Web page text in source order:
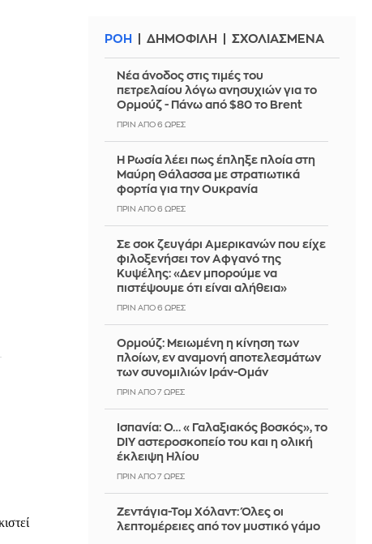
ΡΟΗ ΔΗΜΟΦΙΛΗ ΣΧΟΛΙΑΣΜΕΝΑ
Νέα άνοδος στις τιμές του
πετρελαίου λόγω ανησυχιών για το
Ορμούζ - Πάνω από $80 το Brent
ΠΡΙΝ ΑΠΌ 6 ΏΡΕΣ
Η Ρωσία λέει πως έπληξε πλοία στη
Μαύρη Θάλασσα με στρατιωτικά
φορτία για την Ουκρανία
ΠΡΙΝ ΑΠΌ 6 ΏΡΕΣ
Σε σοκ ζευγάρι Αμερικανών που είχε
φιλοξενήσει τον Αφγανό της
Κυψέλης: «Δεν μπορούμε να
πιστέψουμε ότι είναι αλήθεια»
ΠΡΙΝ ΑΠΌ 6 ΏΡΕΣ
Ορμούζ: Μειωμένη η κίνηση των
πλοίων, εν αναμονή αποτελεσμάτων
των συνομιλιών Ιράν-Ομάν
ΠΡΙΝ ΑΠΌ 7 ΏΡΕΣ
Ισπανία: Ο… «Γαλαξιακός βοσκός», το
DIY αστεροσκοπείο του και η ολική
έκλειψη Ηλίου
ΠΡΙΝ ΑΠΌ 7 ΏΡΕΣ
Ζεντάγια-Τομ Χόλαντ: Όλες οι
λεπτομέρειες από τον μυστικό γάμο